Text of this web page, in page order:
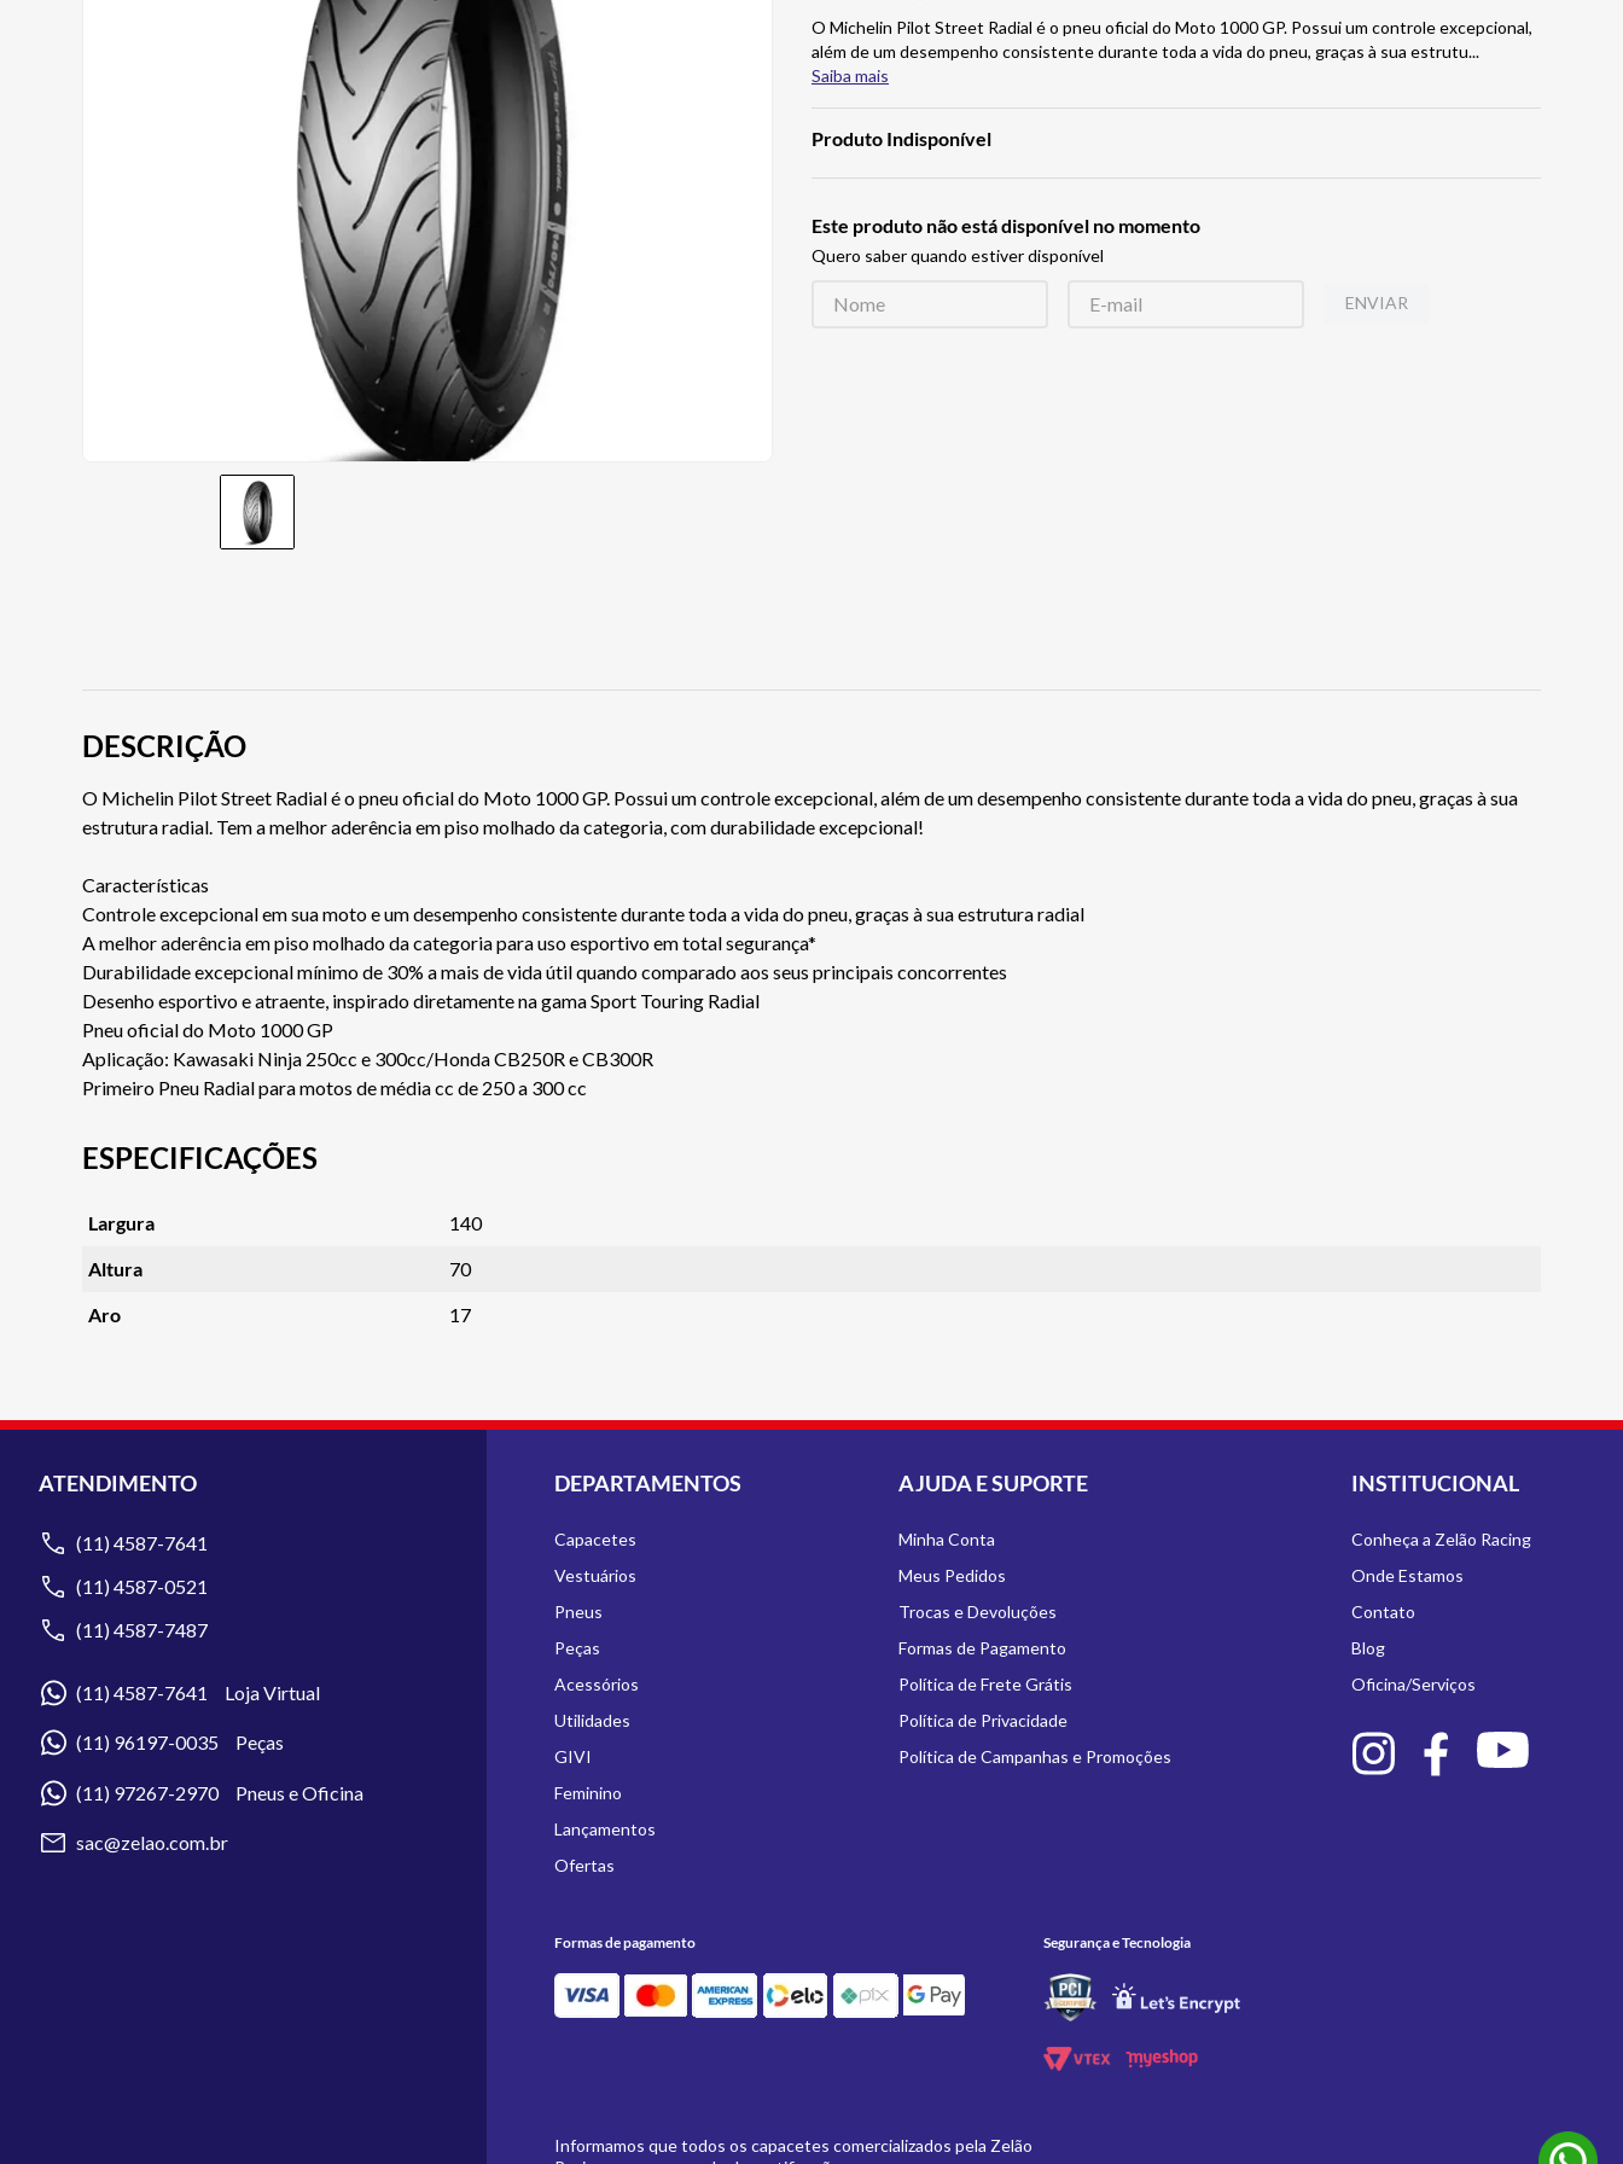
O Michelin Pilot Street Radial é o pneu oficial do Moto 1000 GP. Possui um controle excepcional,
além de um desempenho consistente durante toda a vida do pneu, graças à sua estrutu...
Saiba mais
Produto Indisponível
Este produto não está disponível no momento
Quero saber quando estiver disponível
ENVIAR
DESCRIÇÃO
O Michelin Pilot Street Radial é o pneu oficial do Moto 1000 GP. Possui um controle excepcional, além de um desempenho consistente durante toda a vida do pneu, graças à sua
estrutura radial. Tem a melhor aderência em piso molhado da categoria, com durabilidade excepcional!
Características
Controle excepcional em sua moto e um desempenho consistente durante toda a vida do pneu, graças à sua estrutura radial
A melhor aderência em piso molhado da categoria para uso esportivo em total segurança*
Durabilidade excepcional mínimo de 30% a mais de vida útil quando comparado aos seus principais concorrentes
Desenho esportivo e atraente, inspirado diretamente na gama Sport Touring Radial
Pneu oficial do Moto 1000 GP
Aplicação: Kawasaki Ninja 250cc e 300cc/Honda CB250R e CB300R
Primeiro Pneu Radial para motos de média cc de 250 a 300 cc
ESPECIFICAÇÕES
Largura 140
Altura 70
Aro 17
ATENDIMENTO
(11) 4587-7641
(11) 4587-0521
(11) 4587-7487
(11) 4587-7641 Loja Virtual
(11) 96197-0035 Peças
(11) 97267-2970 Pneus e Oficina
sac@zelao.com.br
DEPARTAMENTOS
Capacetes
Vestuários
Pneus
Peças
Acessórios
Utilidades
GIVI
Feminino
Lançamentos
Ofertas
AJUDA E SUPORTE
Minha Conta
Meus Pedidos
Trocas e Devoluções
Formas de Pagamento
Política de Frete Grátis
Política de Privacidade
Política de Campanhas e Promoções
INSTITUCIONAL
Conheça a Zelão Racing
Onde Estamos
Contato
Blog
Oficina/Serviços
Formas de pagamento Segurança e Tecnologia
Informamos que todos os capacetes comercializados pela Zelão
CALÇA
BOTAS